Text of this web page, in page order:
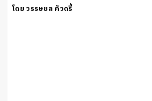
โดย วรรษชล คัวดรี้